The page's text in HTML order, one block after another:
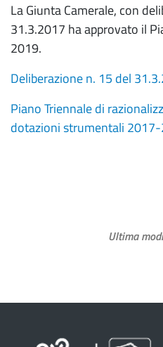
La Giunta Camerale, con
31.3.2017 ha approvato il
2019.
Deliberazione n. 15 del
Piano Triennale di
dotazioni strumentali
Ultima